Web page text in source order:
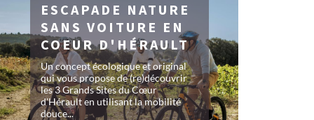
ESCAPADE NATURE
SANS VOITURE EN
COEUR D'HÉRAULT
Un concept écologique et original
qui vous propose de (re)découvrir
les 3 Grands Sites du Cœur
d'Hérault en utilisant la mobilité
douce...